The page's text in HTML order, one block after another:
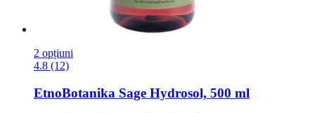
2 opțiuni
4.8 (12)
EtnoBotanika Sage Hydrosol, 500 ml